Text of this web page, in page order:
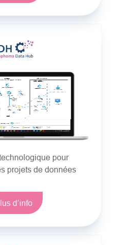
pour
projets de données
d’info